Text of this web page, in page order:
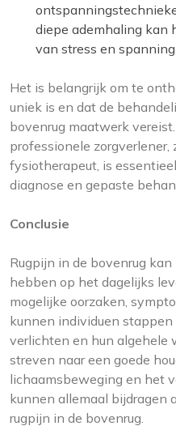
diepe ademhaling kan
van stress en
Het is belangrijk om te
uniek is en dat de
bovenrug maatwerk
professionele zorgverlener,
fysiotherapeut, is
diagnose en gepaste
Conclusie
Rugpijn in de bovenrug
hebben op het dagelijks
mogelijke oorzaken,
kunnen individuen
verlichten en hun algehele
streven naar een goede
lichaamsbeweging en het
kunnen allemaal bijdragen
rugpijn in de bovenrug.